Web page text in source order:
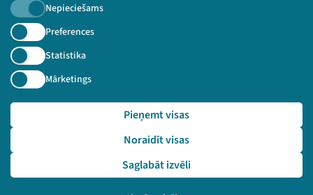
Nepieciešams
Preferences
Statistika
Mārketings
Saglabāt izvēli
Noraidīt visas
Pieņemt visas
Piesakies jaunumiem!
Nepalaid garām aktuālāko informāciju!
Pieteikties
🔗 https://festivalslampa.lv/lv/dalibnieki/4600